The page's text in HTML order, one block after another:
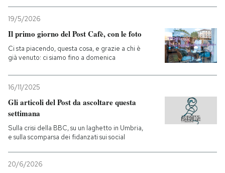
19/5/2026
Il primo giorno del Post Cafè, con le foto
Ci sta piacendo, questa cosa, e grazie a chi è
già venuto: ci siamo fino a domenica
16/11/2025
Gli articoli del Post da ascoltare questa
settimana
Sulla crisi della BBC, su un laghetto in Umbria,
e sulla scomparsa dei fidanzati sui social
20/6/2026